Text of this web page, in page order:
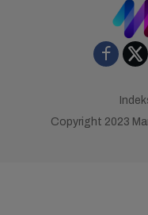
Copyright 2023